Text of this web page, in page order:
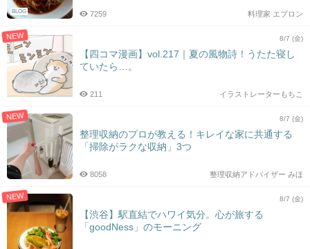
BLOG 料理家 エプロン
7259
NEW 8/7 (金)
【四コマ漫画】vol.217｜夏の風物詩！うたた寝し
ていたら…。
イラストレーターもちこ
211
NEW 8/7 (金)
整理収納のプロが教える！キレイな家に共通する
「掃除がラクな収納」3つ
整理収納アドバイザー みほ
8058
NEW 8/7 (金)
【渋谷】駅直結でハワイ気分。心が旅する
「goodNess」のモーニング